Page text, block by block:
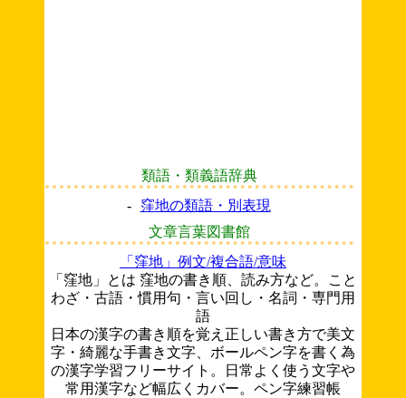
類語・類義語辞典
-
窪地の類語・別表現
文章言葉図書館
「窪地」例文/複合語/意味
「窪地」とは 窪地の書き順、読み方など。こと
わざ・古語・慣用句・言い回し・名詞・専門用
語
日本の漢字の書き順を覚え正しい書き方で美文
字・綺麗な手書き文字、ボールペン字を書く為
の漢字学習フリーサイト。日常よく使う文字や
常用漢字など幅広くカバー。ペン字練習帳